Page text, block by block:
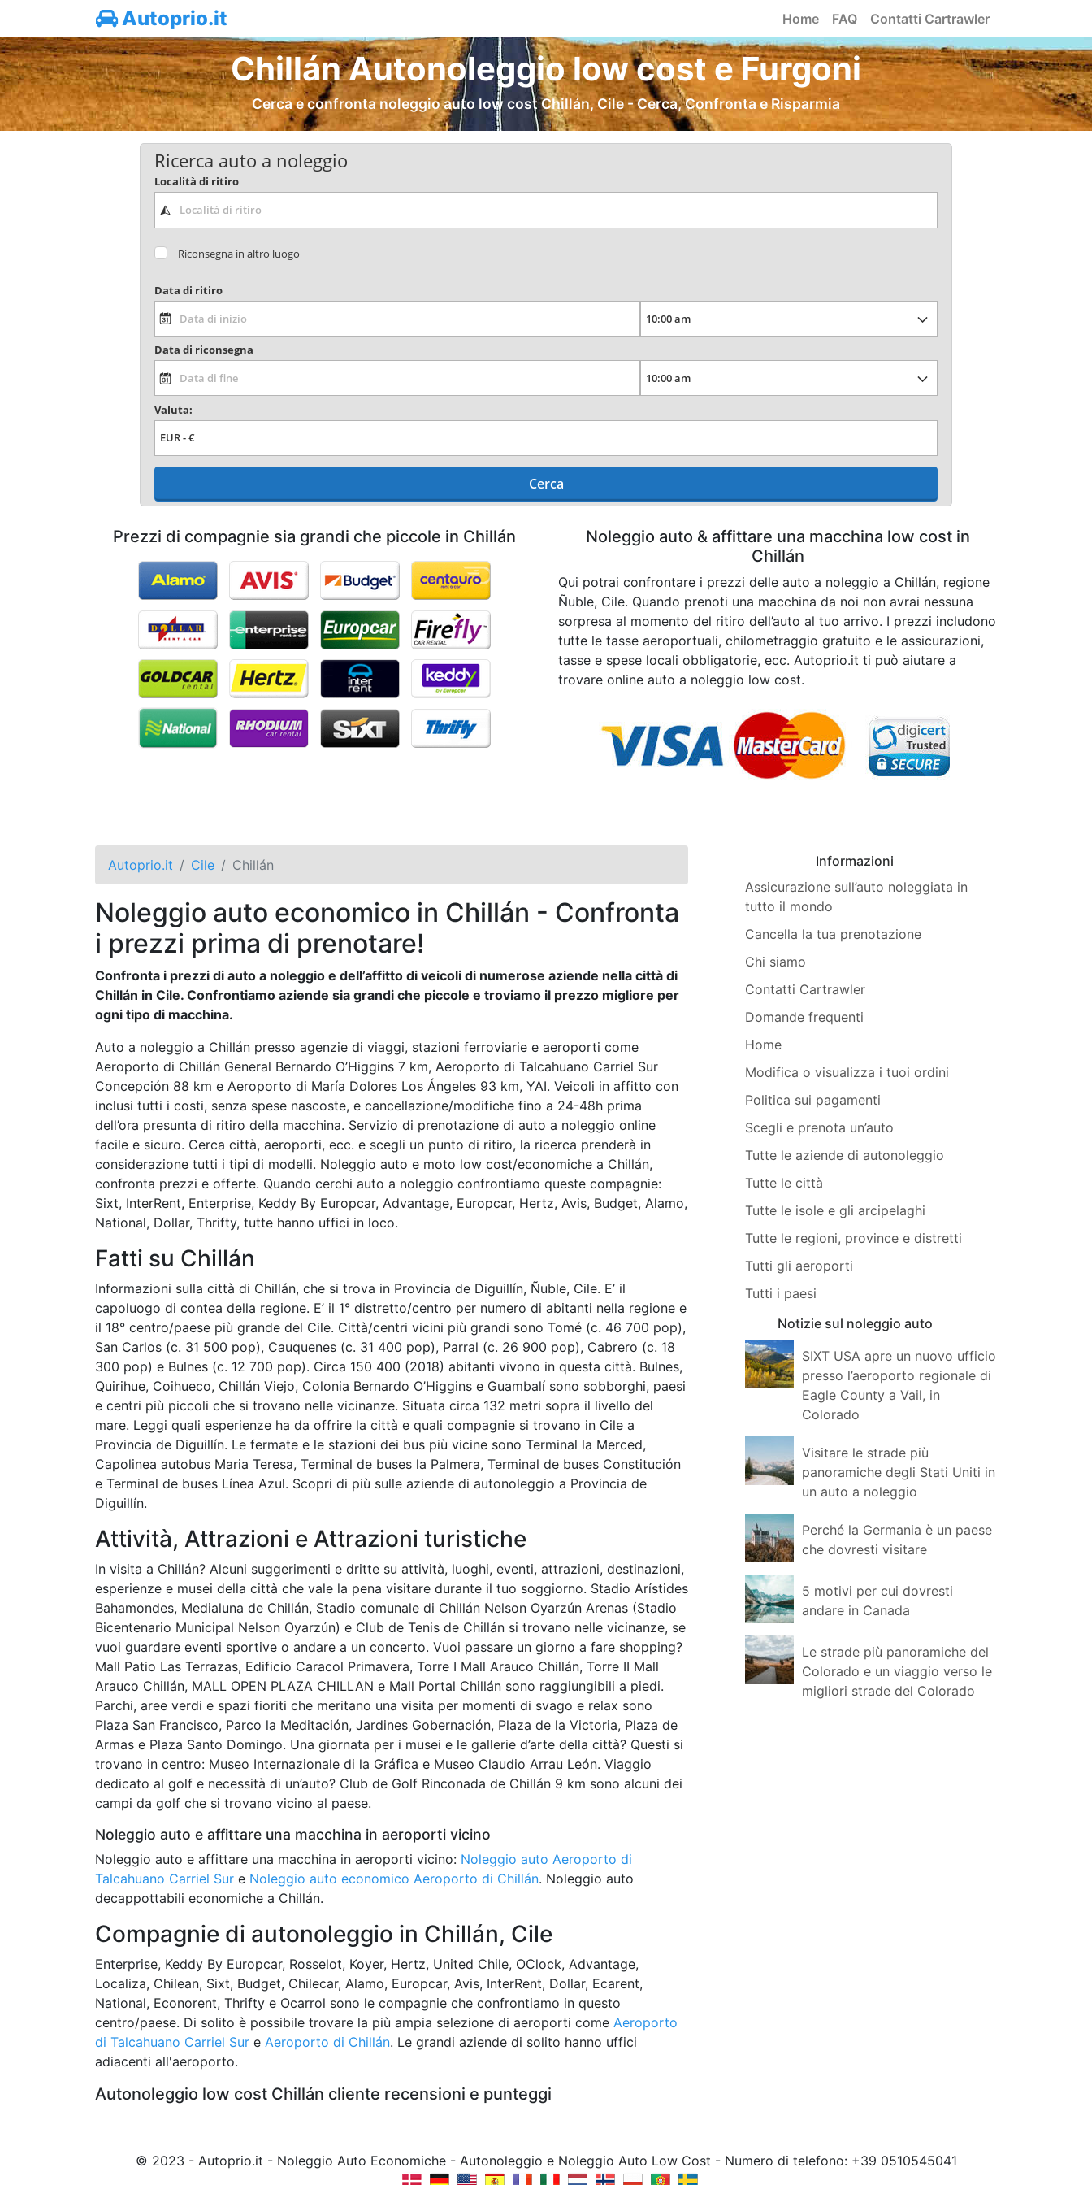
Autoprio.it Home FAQ Contatti Cartrawler
Chillán Autonoleggio low cost e Furgoni
Cerca e confronta noleggio auto low cost Chillán, Cile - Cerca, Confronta e Risparmia
Ricerca auto a noleggio
Località di ritiro
Riconsegna in altro luogo
Data di ritiro
Data di riconsegna
Valuta:
Cerca
Prezzi di compagnie sia grandi che piccole in Chillán
Noleggio auto & affittare una macchina low cost in
Chillán
Qui potrai confrontare i prezzi delle auto a noleggio a Chillán, regione
Ñuble, Cile. Quando prenoti una macchina da noi non avrai nessuna
sorpresa al momento del ritiro dell’auto al tuo arrivo. I prezzi includono
tutte le tasse aeroportuali, chilometraggio gratuito e le assicurazioni,
tasse e spese locali obbligatorie, ecc. Autoprio.it ti può aiutare a
trovare online auto a noleggio low cost.
Autoprio.it Cile Chillán
Noleggio auto economico in Chillán - Confronta
i prezzi prima di prenotare!
Confronta i prezzi di auto a noleggio e dell’affitto di veicoli di numerose aziende nella città di
Chillán in Cile. Confrontiamo aziende sia grandi che piccole e troviamo il prezzo migliore per
ogni tipo di macchina.
Auto a noleggio a Chillán presso agenzie di viaggi, stazioni ferroviarie e aeroporti come
Aeroporto di Chillán General Bernardo O’Higgins 7 km, Aeroporto di Talcahuano Carriel Sur
Concepción 88 km e Aeroporto di María Dolores Los Ángeles 93 km, YAI. Veicoli in affitto con
inclusi tutti i costi, senza spese nascoste, e cancellazione/modifiche fino a 24-48h prima
dell’ora presunta di ritiro della macchina. Servizio di prenotazione di auto a noleggio online
facile e sicuro. Cerca città, aeroporti, ecc. e scegli un punto di ritiro, la ricerca prenderà in
considerazione tutti i tipi di modelli. Noleggio auto e moto low cost/economiche a Chillán,
confronta prezzi e offerte. Quando cerchi auto a noleggio confrontiamo queste compagnie:
Sixt, InterRent, Enterprise, Keddy By Europcar, Advantage, Europcar, Hertz, Avis, Budget, Alamo,
National, Dollar, Thrifty, tutte hanno uffici in loco.
Fatti su Chillán
Informazioni sulla città di Chillán, che si trova in Provincia de Diguillín, Ñuble, Cile. E’ il
capoluogo di contea della regione. E’ il 1° distretto/centro per numero di abitanti nella regione e
il 18° centro/paese più grande del Cile. Città/centri vicini più grandi sono Tomé (c. 46 700 pop),
San Carlos (c. 31 500 pop), Cauquenes (c. 31 400 pop), Parral (c. 26 900 pop), Cabrero (c. 18
300 pop) e Bulnes (c. 12 700 pop). Circa 150 400 (2018) abitanti vivono in questa città. Bulnes,
Quirihue, Coihueco, Chillán Viejo, Colonia Bernardo O’Higgins e Guambalí sono sobborghi, paesi
e centri più piccoli che si trovano nelle vicinanze. Situata circa 132 metri sopra il livello del
mare. Leggi quali esperienze ha da offrire la città e quali compagnie si trovano in Cile a
Provincia de Diguillín. Le fermate e le stazioni dei bus più vicine sono Terminal la Merced,
Capolinea autobus Maria Teresa, Terminal de buses la Palmera, Terminal de buses Constitución
e Terminal de buses Línea Azul. Scopri di più sulle aziende di autonoleggio a Provincia de
Diguillín.
Attività, Attrazioni e Attrazioni turistiche
In visita a Chillán? Alcuni suggerimenti e dritte su attività, luoghi, eventi, attrazioni, destinazioni,
esperienze e musei della città che vale la pena visitare durante il tuo soggiorno. Stadio Arístides
Bahamondes, Medialuna de Chillán, Stadio comunale di Chillán Nelson Oyarzún Arenas (Stadio
Bicentenario Municipal Nelson Oyarzún) e Club de Tenis de Chillán si trovano nelle vicinanze, se
vuoi guardare eventi sportive o andare a un concerto. Vuoi passare un giorno a fare shopping?
Mall Patio Las Terrazas, Edificio Caracol Primavera, Torre I Mall Arauco Chillán, Torre II Mall
Arauco Chillán, MALL OPEN PLAZA CHILLAN e Mall Portal Chillán sono raggiungibili a piedi.
Parchi, aree verdi e spazi fioriti che meritano una visita per momenti di svago e relax sono
Plaza San Francisco, Parco la Meditación, Jardines Gobernación, Plaza de la Victoria, Plaza de
Armas e Plaza Santo Domingo. Una giornata per i musei e le gallerie d’arte della città? Questi si
trovano in centro: Museo Internazionale di la Gráfica e Museo Claudio Arrau León. Viaggio
dedicato al golf e necessità di un’auto? Club de Golf Rinconada de Chillán 9 km sono alcuni dei
campi da golf che si trovano vicino al paese.
Noleggio auto e affittare una macchina in aeroporti vicino
Noleggio auto e affittare una macchina in aeroporti vicino: Noleggio auto Aeroporto di
Talcahuano Carriel Sur e Noleggio auto economico Aeroporto di Chillán. Noleggio auto
decappottabili economiche a Chillán.
Compagnie di autonoleggio in Chillán, Cile
Enterprise, Keddy By Europcar, Rosselot, Koyer, Hertz, United Chile, OClock, Advantage,
Localiza, Chilean, Sixt, Budget, Chilecar, Alamo, Europcar, Avis, InterRent, Dollar, Ecarent,
National, Econorent, Thrifty e Ocarrol sono le compagnie che confrontiamo in questo
centro/paese. Di solito è possibile trovare la più ampia selezione di aeroporti come Aeroporto
di Talcahuano Carriel Sur e Aeroporto di Chillán. Le grandi aziende di solito hanno uffici
adiacenti all'aeroporto.
Autonoleggio low cost Chillán cliente recensioni e punteggi
Informazioni
Assicurazione sull’auto noleggiata in
tutto il mondo
Cancella la tua prenotazione
Chi siamo
Contatti Cartrawler
Domande frequenti
Home
Modifica o visualizza i tuoi ordini
Politica sui pagamenti
Scegli e prenota un’auto
Tutte le aziende di autonoleggio
Tutte le città
Tutte le isole e gli arcipelaghi
Tutte le regioni, province e distretti
Tutti gli aeroporti
Tutti i paesi
Notizie sul noleggio auto
SIXT USA apre un nuovo ufficio
presso l’aeroporto regionale di
Eagle County a Vail, in
Colorado
Visitare le strade più
panoramiche degli Stati Uniti in
un auto a noleggio
Perché la Germania è un paese
che dovresti visitare
5 motivi per cui dovresti
andare in Canada
Le strade più panoramiche del
Colorado e un viaggio verso le
migliori strade del Colorado
© 2023 - Autoprio.it - Noleggio Auto Economiche - Autonoleggio e Noleggio Auto Low Cost - Numero di telefono: +39 0510545041